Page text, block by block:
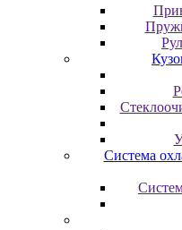
Система